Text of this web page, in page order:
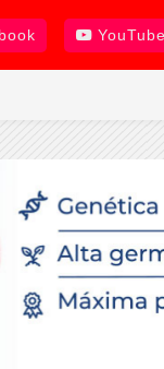
YouTube